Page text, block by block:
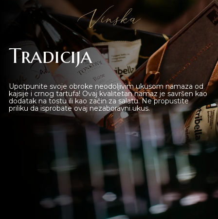
Novi Sad
Vinska
Tradicija
Upotpunite svoje obroke neodoljivim ukusom namaza od
kajsije i crnog tartufa! Ovaj kvalitetan namaz je savršen kao
dodatak na tostu ili kao začin za salatu. Ne propustite
priliku da isprobate ovaj nezaboravni ukus.